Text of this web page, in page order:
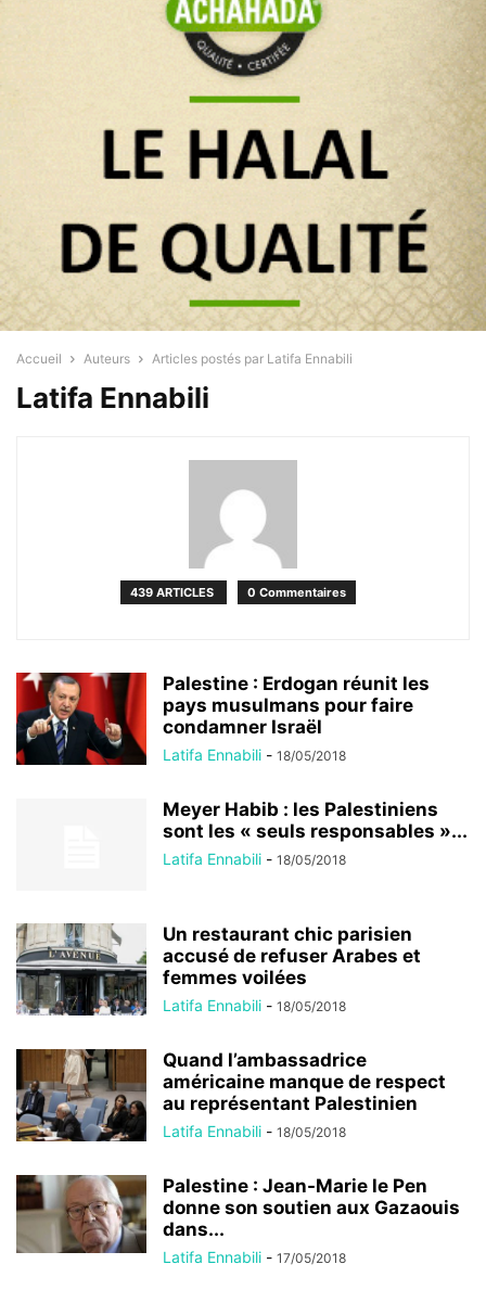
Accueil Auteurs Articles postés par Latifa Ennabili
Latifa Ennabili
439 ARTICLES 0 Commentaires
Palestine : Erdogan réunit les
pays musulmans pour faire
condamner Israël
Latifa Ennabili - 18/05/2018
Meyer Habib : les Palestiniens
sont les « seuls responsables »...
Latifa Ennabili - 18/05/2018
Un restaurant chic parisien
accusé de refuser Arabes et
femmes voilées
Latifa Ennabili - 18/05/2018
Quand l’ambassadrice
américaine manque de respect
au représentant Palestinien
Latifa Ennabili - 18/05/2018
Palestine : Jean-Marie le Pen
donne son soutien aux Gazaouis
dans...
Latifa Ennabili - 17/05/2018